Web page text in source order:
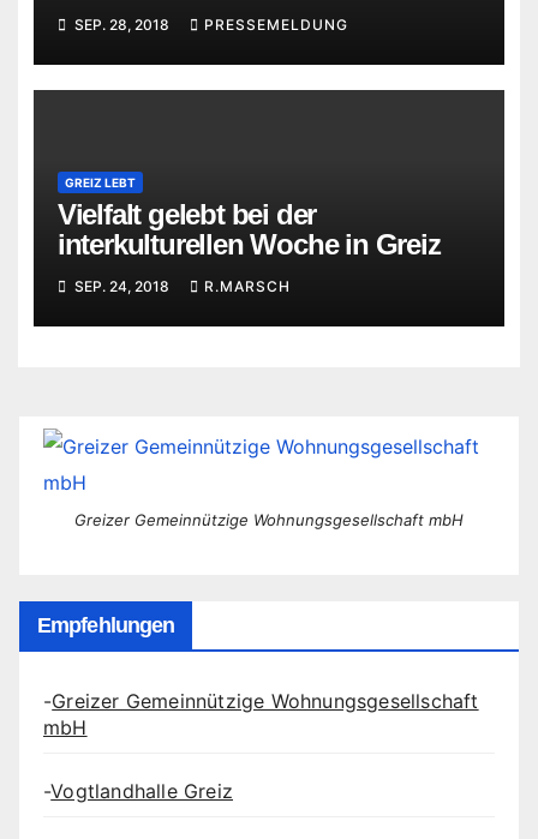
SEP. 28, 2018 PRESSEMELDUNG
GREIZ LEBT
Vielfalt gelebt bei der
interkulturellen Woche in Greiz
SEP. 24, 2018 R.MARSCH
Greizer Gemeinnützige Wohnungsgesellschaft mbH
Empfehlungen
-Greizer Gemeinnützige Wohnungsgesellschaft
mbH
-Vogtlandhalle Greiz